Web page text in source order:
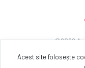
©2026
Acest site folosește